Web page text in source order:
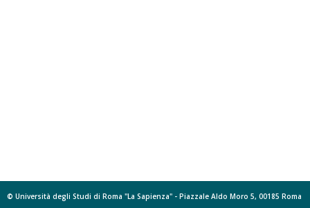
© Università degli Studi di Roma "La Sapienza" - Piazzale Aldo Moro 5, 00185 Roma